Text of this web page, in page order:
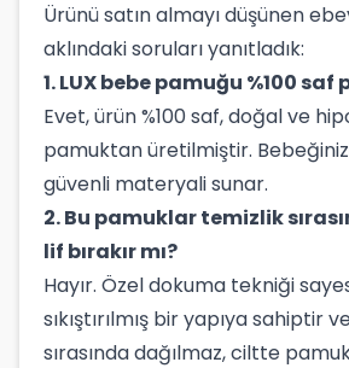
Ürünü satın almayı düşünen
aklındaki soruları yanıtladık:
1. LUX bebe pamuğu %100
Evet, ürün %100 saf, doğal ve
pamuktan üretilmiştir.
güvenli materyali sunar.
2. Bu pamuklar temizlik
lif bırakır mı?
Hayır. Özel dokuma tekniği
sıkıştırılmış bir yapıya sahiptir
sırasında dağılmaz, ciltte pamuk